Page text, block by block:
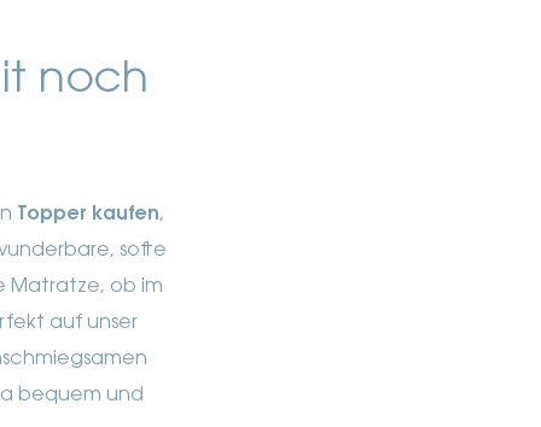
noch
Topper kaufen,
softe
Matratze, ob im
auf unser
bequem und